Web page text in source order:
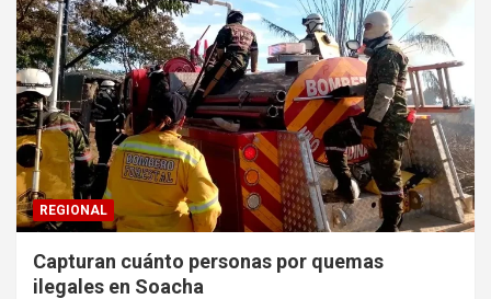
REGIONAL
Capturan cuánto personas por quemas
ilegales en Soacha